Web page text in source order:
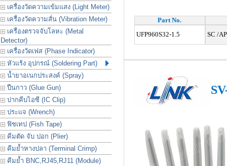
เครื่องวัดความเข้มแสง (Light Meter)
เครื่องวัดความสั่น (Vibration Meter)
เครื่องตรวจจับโลหะ (Metal
Detector)
เครื่องวัดเฟส (Phase Indicator)
หัวแร้ง อุปกรณ์ (Soldering Part)
น้ำยาอเนกประสงค์ (Spray)
ปืนกาว (Glue Gun)
ปากคีบไอซี (IC Clip)
ประเเจ (Wrench)
ฟิชเทป (Fish Tape)
คีมตัด จับ ปอก (Plier)
คีมย้ำหางปลา (Terminal Crimp)
คีมย้ำ BNC,RJ45,RJ11 (Module)
Part No.
UFP960S32-1.5
SC /